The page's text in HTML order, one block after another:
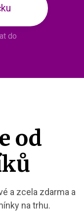
do
od
a zcela zdarma a
na trhu.